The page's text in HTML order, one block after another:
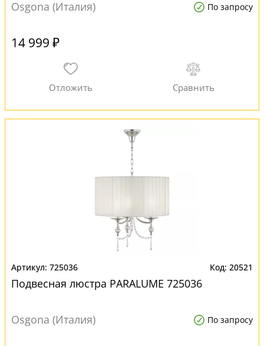
Osgona (Италия) По запросу
14 999 ₽
725036 20521
Подвесная люстра PARALUME 725036
Osgona (Италия) По запросу